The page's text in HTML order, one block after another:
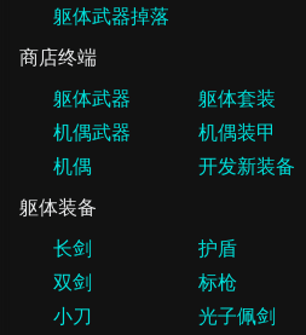
躯体武器掉落
商店终端
躯体武器
躯体套装
机偶武器
机偶装甲
机偶
开发新装备
躯体装备
长剑
护盾
双剑
标枪
小刀
光子佩剑